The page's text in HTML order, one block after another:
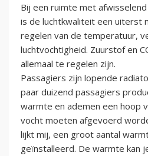
Bij een ruimte met
is de luchtkwaliteit een uiterst
regelen van de temperatuur,
luchtvochtigheid. Zuurstof en
allemaal te regelen zijn.
Passagiers zijn lopende
paar duizend passagiers
warmte en ademen een hoop
vocht moeten afgevoerd
lijkt mij, een groot aantal
geïnstalleerd. De warmte kan